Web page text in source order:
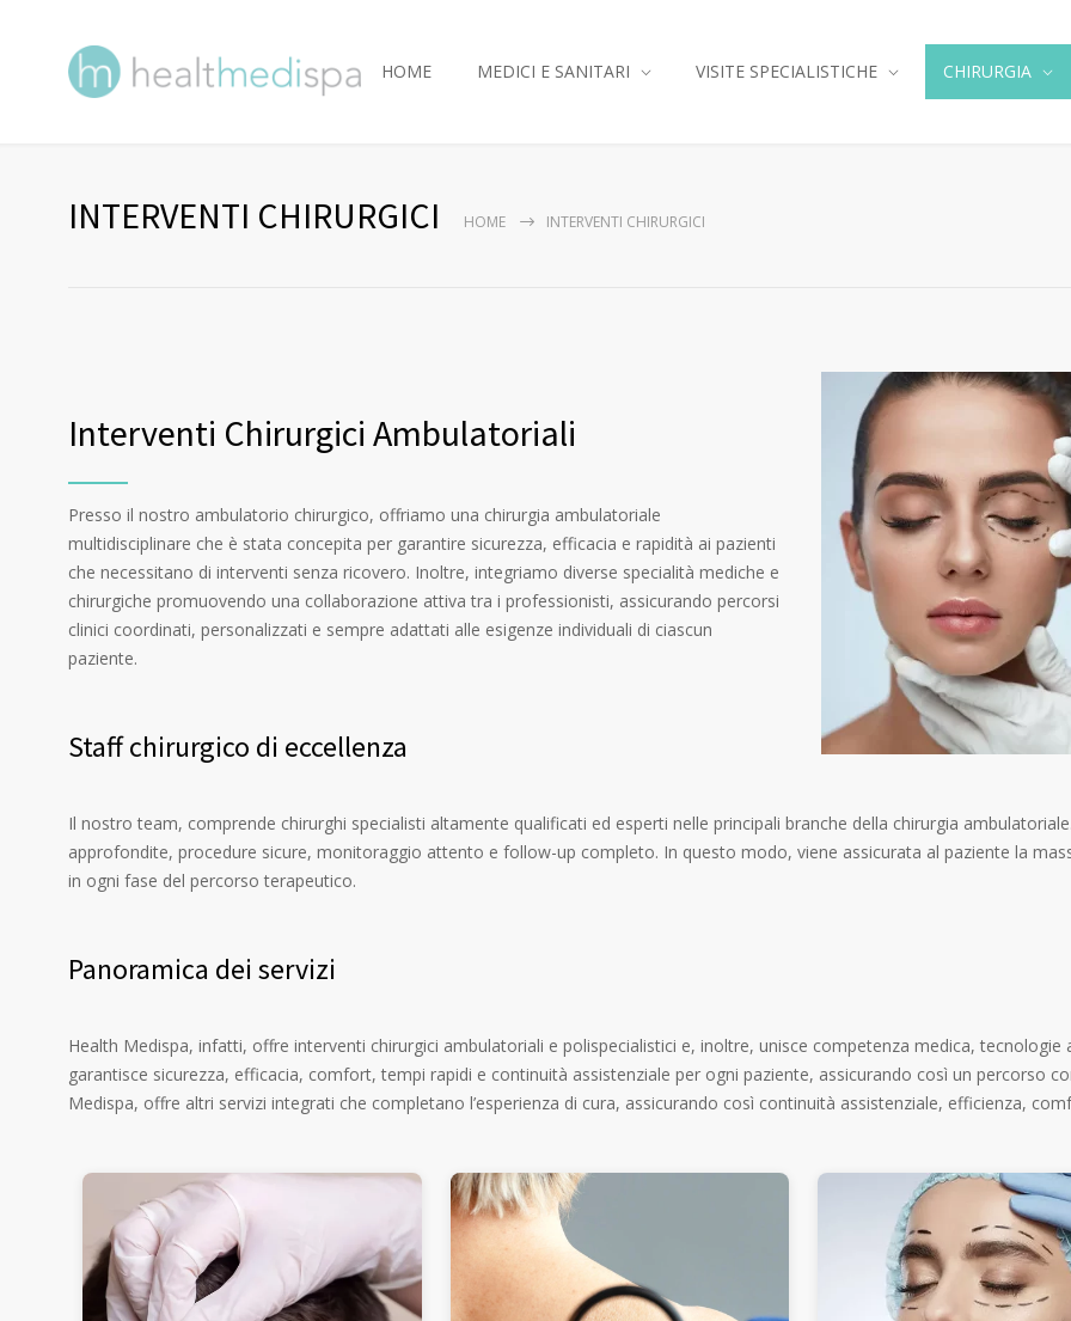
HOME MEDICI E SANITARI VISITE SPECIALISTICHE CHIRURGIA
INTERVENTI CHIRURGICI HOME INTERVENTI CHIRURGICI
Interventi Chirurgici Ambulatoriali
Presso il nostro ambulatorio chirurgico, offriamo una chirurgia ambulatoriale
multidisciplinare che è stata concepita per garantire sicurezza, efficacia e rapidità ai pazienti
che necessitano di interventi senza ricovero. Inoltre, integriamo diverse specialità mediche e
chirurgiche promuovendo una collaborazione attiva tra i professionisti, assicurando percorsi
clinici coordinati, personalizzati e sempre adattati alle esigenze individuali di ciascun
paziente.
Staff chirurgico di eccellenza
Il nostro team, comprende chirurghi specialisti altamente qualificati ed esperti nelle principali branche della chirurgia
approfondite, procedure sicure, monitoraggio attento e follow-up completo. In questo modo, viene assicurata al paziente la
in ogni fase del percorso terapeutico.
Panoramica dei servizi
Health Medispa, infatti, offre interventi chirurgici ambulatoriali e polispecialistici e, inoltre, unisce competenza medica,
garantisce sicurezza, efficacia, comfort, tempi rapidi e continuità assistenziale per ogni paziente, assicurando così un percorso
Medispa, offre altri servizi integrati che completano l’esperienza di cura, assicurando così continuità assistenziale, efficienza,